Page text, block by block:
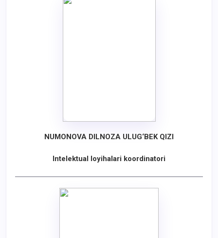
NUMONOVA DILNOZA ULUG‘BEK QIZI
Intelektual loyihalari koordinatori